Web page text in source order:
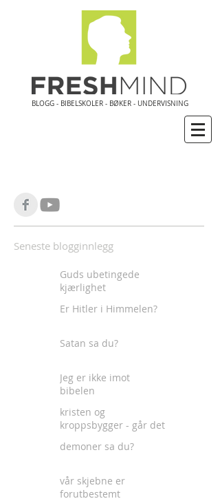
BLOGG - BIBELSKOLER - BØKER - UNDERVISNING
Seneste blogginnlegg
Guds ubetingede
kjærlighet
Er Hitler i Himmelen?
Satan sa du?
Jeg er ikke imot
bibelen
kristen og
kroppsbygger - går det
demoner sa du?
vår skjebne er
forutbestemt